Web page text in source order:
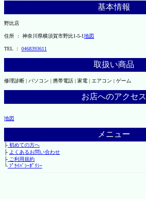
基本情報
野比店
住所 ： 神奈川県横須賀市野比1-5-1地図
TEL ： 0468393611
取扱い商品
修理診断 | パソコン | 携帯電話 | 家電 | エアコン | ゲーム
お店へのアクセス
地図
メニュー
├初めての方へ
├ よくあるお問い合わせ
├ご利用規約
└ﾌﾟﾗｲﾊﾞｼｰﾎﾟﾘｼｰ